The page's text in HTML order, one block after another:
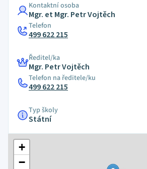
Kontaktní osoba
Mgr. et Mgr. Petr Vojtěch
Telefon
499 622 215
Ředitel/ka
Mgr. Petr Vojtěch
Telefon na ředitele/ku
499 622 215
Typ školy
Státní
+
−